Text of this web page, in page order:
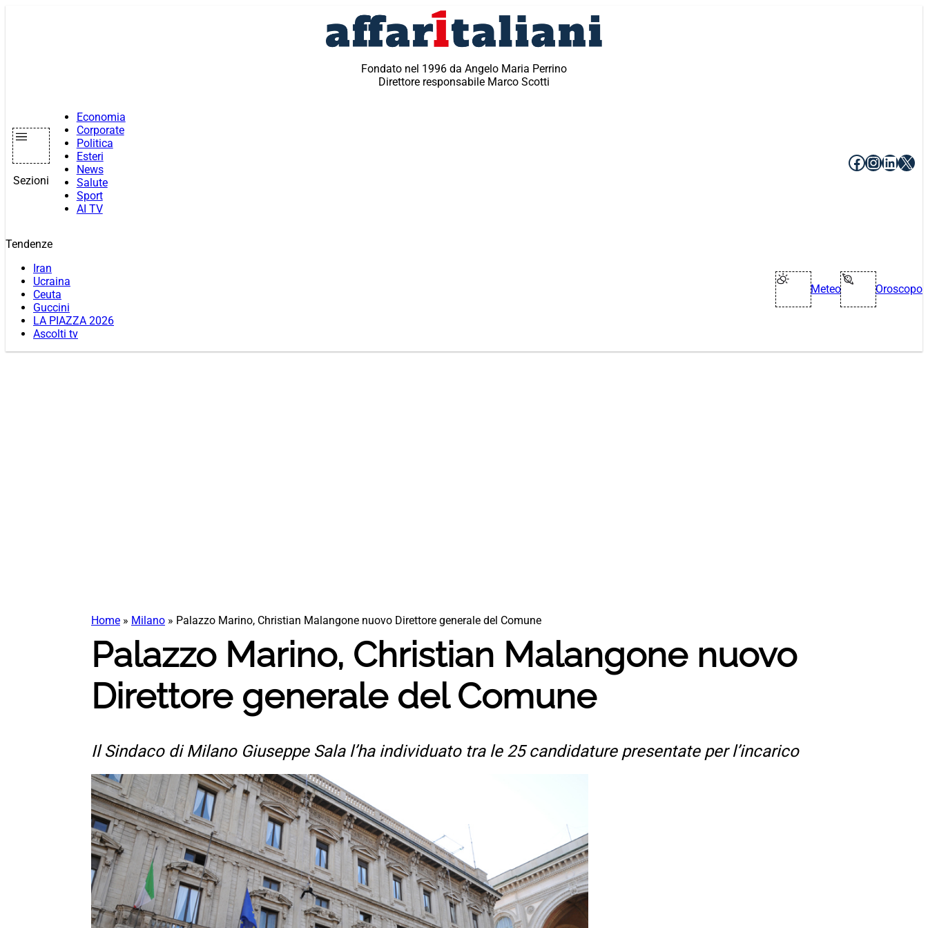
Fondato nel 1996 da Angelo Maria Perrino
Direttore responsabile Marco Scotti
Sezioni
Economia
Corporate
Politica
Esteri
News
Salute
Sport
AI TV
Facebook
X
Tendenze
Iran
Ucraina
Ceuta
Guccini
LA PIAZZA 2026
Ascolti tv
Meteo Oroscopo
Home » Milano » Palazzo Marino, Christian Malangone nuovo Direttore generale del Comune
Palazzo Marino, Christian Malangone nuovo
Direttore generale del Comune
Il Sindaco di Milano Giuseppe Sala l’ha individuato tra le 25 candidature presentate per l’incarico